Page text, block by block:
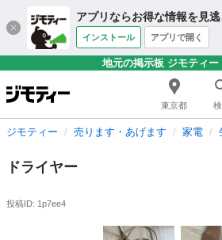
アプリならお得な情報を見逃
インストール アプリで開く
地元の掲示板 ジモティー
東京都
ジモティー 売ります・あげます 家電
ドライヤー
投稿ID: 1p7ee4